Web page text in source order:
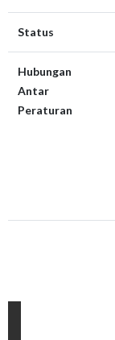
Status
Hubungan
Antar
Peraturan